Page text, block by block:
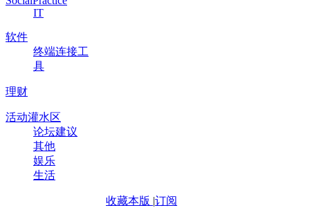
IT
软件
终端连接工
具
理财
活动灌水区
论坛建议
其他
娱乐
生活
收藏本版 |订阅